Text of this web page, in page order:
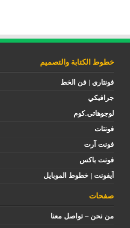
خطوط الكتابة والتصميم
فونتاري | فن الخط
جرافيكي
لوجوهاتي.كوم
فونتات
فونت آرت
فونت باكس
آيفونت | خطوط الموبايل
صفحات
من نحن – تواصل معنا